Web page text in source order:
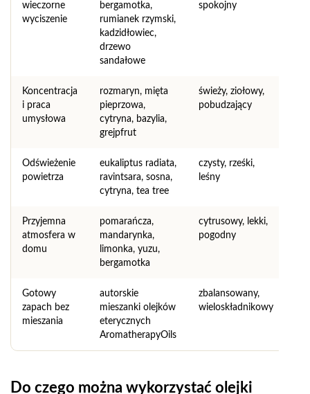
wieczorne
wyciszenie
bergamotka,
rumianek rzymski,
kadzidłowiec,
drzewo
sandałowe
spokojny
Koncentracja
i praca
umysłowa
rozmaryn, mięta
pieprzowa,
cytryna, bazylia,
grejpfrut
świeży, ziołowy,
pobudzający
Odświeżenie
powietrza
eukaliptus radiata,
ravintsara, sosna,
cytryna, tea tree
czysty, rześki,
leśny
Przyjemna
atmosfera w
domu
pomarańcza,
mandarynka,
limonka, yuzu,
bergamotka
cytrusowy, lekki,
pogodny
Gotowy
zapach bez
mieszania
autorskie
mieszanki olejków
eterycznych
AromatherapyOils
zbalansowany,
wieloskładnikowy
Do czego można wykorzystać olejki